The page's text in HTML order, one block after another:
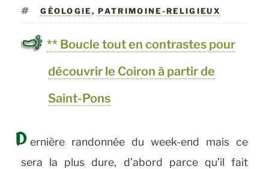
ÉTIQUETTES
GÉOLOGIE ,PATRIMOINE-RELIGIEUX
** Boucle tout en contrastes pour
découvrir le Coiron à partir de
Saint-Pons
D ernière randonnée du week-end mais ce
sera la plus dure, d’abord parce qu’il fait